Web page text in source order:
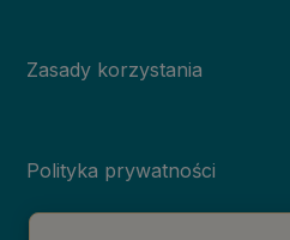
Zasady korzystania
Polityka prywatności